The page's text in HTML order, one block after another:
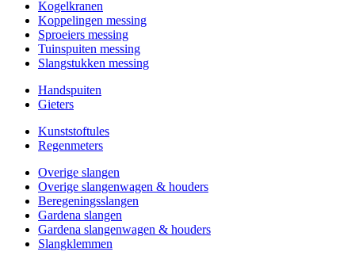
Kogelkranen
Koppelingen messing
Sproeiers messing
Tuinspuiten messing
Slangstukken messing
Handspuiten
Gieters
Kunststoftules
Regenmeters
Overige slangen
Overige slangenwagen & houders
Beregeningsslangen
Gardena slangen
Gardena slangenwagen & houders
Slangklemmen